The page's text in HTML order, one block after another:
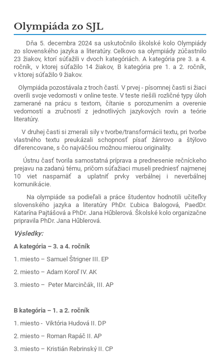
Olympiáda zo SJL
Dňa 5. decembra 2024 sa uskutočnilo školské kolo Olympiády
zo slovenského jazyka a literatúry. Celkovo sa olympiády zúčastnilo
23 žiakov, ktorí súťažili v dvoch kategóriách. A kategória pre 3. a 4.
ročník, v ktorej súťažilo 14 žiakov, B kategória pre 1. a 2. ročník,
v ktorej súťažilo 9 žiakov.
Olympiáda pozostávala z troch častí. V prvej - písomnej časti si žiaci
overili svoje vedomosti v online teste. V teste riešili rozličné typy úloh
zamerané na prácu s textom, čítanie s porozumením a overenie
vedomostí a zručností z jednotlivých jazykových rovín a teórie
literatúry.
V druhej časti si zmerali sily v tvorbe/transformácii textu, pri tvorbe
vlastného textu preukázali schopnosť písať žánrovo a štýlovo
diferencovane, s čo najväčšou možnou mierou originality.
Ústnu časť tvorila samostatná príprava a prednesenie rečníckeho
prejavu na zadanú tému, pričom súťažiaci museli predniesť najmenej
10 viet naspamäť a uplatniť prvky verbálnej i neverbálnej
komunikácie.
Na olympiáde sa podieľali a práce študentov hodnotili učiteľky
slovenského jazyka a literatúry PhDr. Ľubica Balogová, PaedDr.
Katarína Pajtášová a PhDr. Jana Hűblerová. Školské kolo organizačne
pripravila PhDr. Jana Hűblerová.
Výsledky:
A kategória – 3. a 4. ročník
1. miesto – Samuel Štrigner III. EP
2. miesto – Adam Koroľ IV. AK
3. miesto – Peter Marcinčák, III. AP
B kategória – 1. a 2. ročník
1. miesto - Viktória Hudová II. DP
2. miesto – Roman Rapáč II. AP
3. miesto – Kristián Rebrinský II. CP